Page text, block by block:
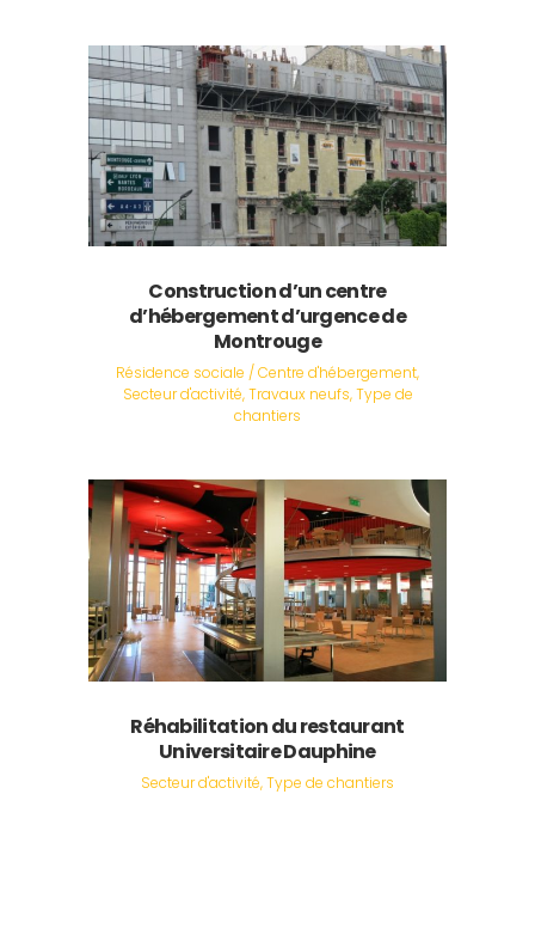
Construction d’un centre
d’hébergement d’urgence de
Montrouge
Résidence sociale / Centre d'hébergement,
Secteur d'activité, Travaux neufs, Type de
chantiers
Réhabilitation du restaurant
Universitaire Dauphine
Secteur d'activité, Type de chantiers